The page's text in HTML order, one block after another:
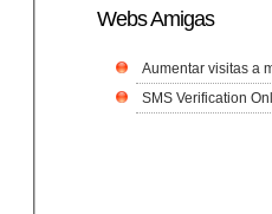
Webs Amigas
Aumentar visitas a
SMS Verification